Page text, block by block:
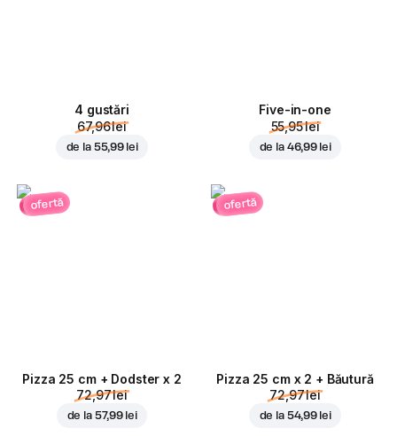
4 gustări
67,96 lei
de la 55,99 lei
Five-in-one
55,95 lei
de la 46,99 lei
ofertă
Pizza 25 cm + Dodster x 2
72,97 lei
de la 57,99 lei
ofertă
Pizza 25 cm x 2 + Băutură
72,97 lei
de la 54,99 lei